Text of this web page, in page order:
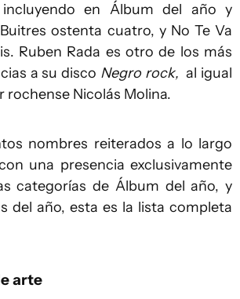
incluyendo en Álbum del año y
ostenta cuatro, y No Te Va
Ruben Rada es otro de los más
a su disco Negro rock, al igual
rochense Nicolás Molina.
nombres reiterados a lo largo
una presencia exclusivamente
categorías de Álbum del año, y
del año, esta es la lista completa
arte